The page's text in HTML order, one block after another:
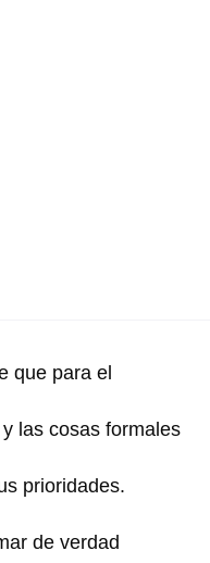
que para el
las cosas formales
prioridades.
de verdad